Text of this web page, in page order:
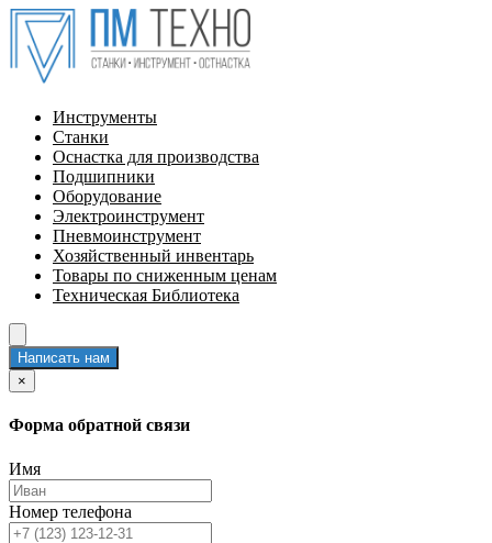
Инструменты
Станки
Оснастка для производства
Подшипники
Оборудование
Электроинструмент
Пневмоинструмент
Хозяйственный инвентарь
Товары по сниженным ценам
Техническая Библиотека
Написать нам
×
Форма обратной связи
Имя
Номер телефона